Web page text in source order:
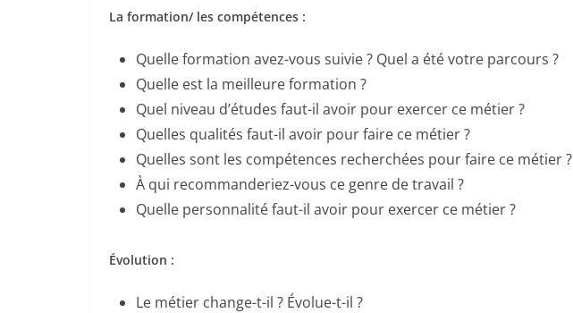
La formation/ les compétences :
Quelle formation avez-vous suivie ? Quel a été votre parcours ?
Quelle est la meilleure formation ?
Quel niveau d’études faut-il avoir pour exercer ce métier ?
Quelles qualités faut-il avoir pour faire ce métier ?
Quelles sont les compétences recherchées pour faire ce métier ?
À qui recommanderiez-vous ce genre de travail ?
Quelle personnalité faut-il avoir pour exercer ce métier ?
Évolution :
Le métier change-t-il ? Évolue-t-il ?